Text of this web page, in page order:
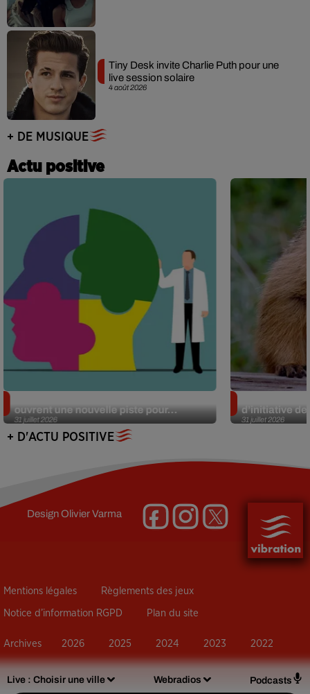
Live : Choisir une ville Webradios Podcasts
4 août 2026
Tiny Desk invite Charlie Puth pour une
live session solaire
+ DE MUSIQUE
Actu positive
31 juillet 2026
ouvrent une nouvelle piste pour...
31 juillet 2026
d’initiative
+ D'ACTU POSITIVE
DesignOlivier Varma
Mentions légales Règlements des jeux
Notice d’information RGPD Plan du site
Archives 2026 2025 2024 2023 2022